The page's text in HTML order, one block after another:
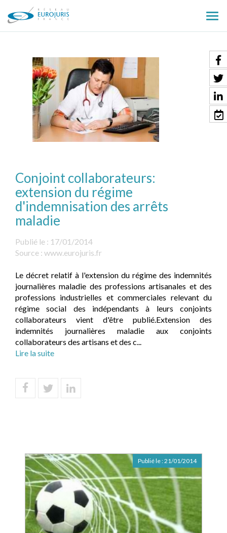
le
Conjoint collaborateurs:
extension du régime
d'indemnisation des arrêts
maladie
Publié le : 17/01/2014
Source : www.eurojuris.fr
Le décret relatif à l'extension du régime des indemnités
journalières maladie des professions artisanales et des
professions industrielles et commerciales relevant du
régime social des indépendants à leurs conjoints
collaborateurs vient d'être publié.Extension des
indemnités journalières maladie aux conjoints
collaborateurs des artisans et des c...
Lire la suite
Publié le :21/01/2014